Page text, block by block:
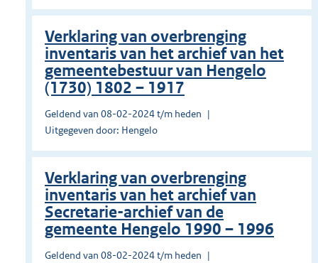
Verklaring van overbrenging
inventaris van het archief van het
gemeentebestuur van Hengelo
(1730) 1802 – 1917
Geldend van 08-02-2024 t/m heden
Uitgegeven door: Hengelo
Verklaring van overbrenging
inventaris van het archief van
Secretarie-archief van de
gemeente Hengelo 1990 – 1996
Geldend van 08-02-2024 t/m heden